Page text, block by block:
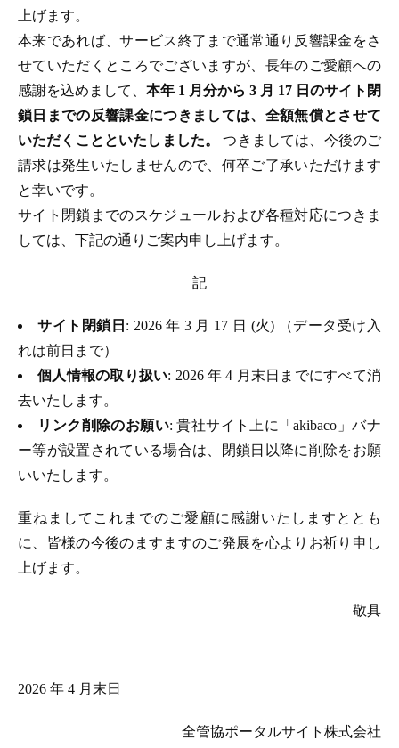
上げます。
本来であれば、サービス終了まで通常通り反響課金をさ
せていただくところでございますが、長年のご愛顧への
感謝を込めまして、 本年 1 月分から 3 月 17 日のサイト閉
鎖日までの反響課金につきましては、全額無償とさせて
いただくことといたしました。つきましては、今後のご
請求は発生いたしませんので、何卒ご了承いただけます
と幸いです。
サイト閉鎖までのスケジュールおよび各種対応につきま
しては、下記の通りご案内申し上げます。
記
サイト閉鎖日 : 2026 年 3 月 17 日 (火) （データ受け入
れは前日まで）
個人情報の取り扱い: 2026 年 4 月末日までにすべて消
去いたします。
リンク削除のお願い: 貴社サイト上に「akibaco」バナ
ー等が設置されている場合は、閉鎖日以降に削除をお願
いいたします。
重ねましてこれまでのご愛顧に感謝いたしますととも
に、皆様の今後のますますのご発展を心よりお祈り申し
上げます。
敬具
2026 年 4 月末日
全管協ポータルサイト株式会社